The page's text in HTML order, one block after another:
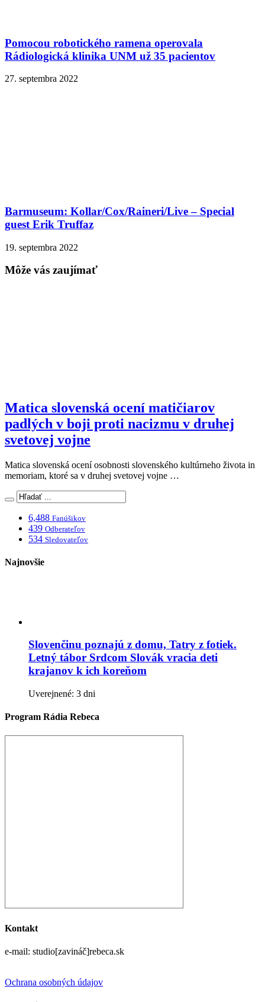
Pomocou robotického ramena operovala
Rádiologická klinika UNM už 35 pacientov
27. septembra 2022
Barmuseum: Kollar/Cox/Raineri/Live – Special
guest Erik Truffaz
19. septembra 2022
Môže vás zaujímať
Matica slovenská ocení matičiarov
padlých v boji proti nacizmu v druhej
svetovej vojne
Matica slovenská ocení osobnosti slovenského kultúrneho života in
memoriam, ktoré sa v druhej svetovej vojne …
6,488 Fanúšikov
439 Odberateľov
534 Sledovateľov
Najnovšie
Slovenčinu poznajú z domu, Tatry z fotiek.
Letný tábor Srdcom Slovák vracia deti
krajanov k ich koreňom
Uverejnené: 3 dni
Program Rádia Rebeca
Kontakt
e-mail: studio[zavináč]rebeca.sk
Ochrana osobných údajov